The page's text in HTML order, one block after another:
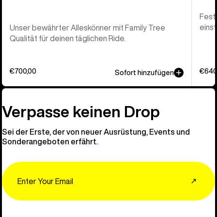
Unser bewährter Alleskönner mit Family Tree
Qualität für deinen täglichen Ride.
€700,00 Sofort hinzufügen
Verpasse keinen Drop
Sei der Erste, der von neuer Ausrüstung, Events und
Sonderangeboten erfährt.
↗